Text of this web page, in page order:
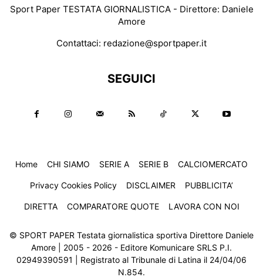
Sport Paper TESTATA GIORNALISTICA - Direttore: Daniele
Amore
Contattaci: redazione@sportpaper.it
SEGUICI
Home CHI SIAMO SERIE A SERIE B CALCIOMERCATO
Privacy Cookies Policy DISCLAIMER PUBBLICITA’
DIRETTA COMPARATORE QUOTE LAVORA CON NOI
© SPORT PAPER Testata giornalistica sportiva Direttore Daniele
Amore | 2005 - 2026 - Editore Komunicare SRLS P.I.
02949390591 | Registrato al Tribunale di Latina il 24/04/06
N.854.